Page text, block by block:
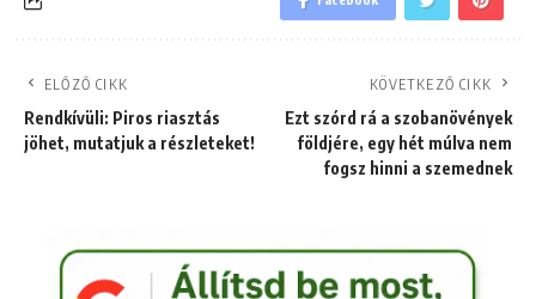
ELŐZŐ CIKK
Rendkívüli: Piros riasztás
jöhet, mutatjuk a részleteket!
KÖVETKEZŐ CIKK
Ezt szórd rá a szobanövények
földjére, egy hét múlva nem
fogsz hinni a szemednek